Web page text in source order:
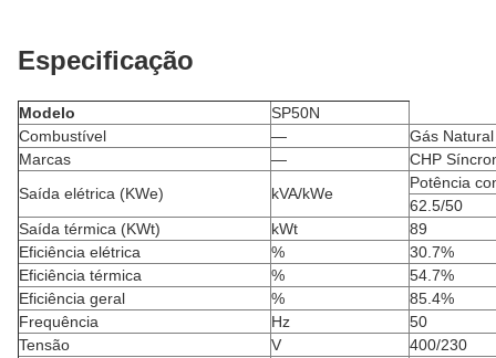
Especificação
Modelo
SP50N
Combustível
—
Gás Natural
Marcas
—
CHP
Saída elétrica (KWe)
kVA/kWe
Potência
62.5/50
Saída térmica (KWt)
kWt
89
Eficiência elétrica
%
30.7%
Eficiência térmica
%
54.7%
Eficiência geral
%
85.4%
Frequência
Hz
50
Tensão
V
400/230